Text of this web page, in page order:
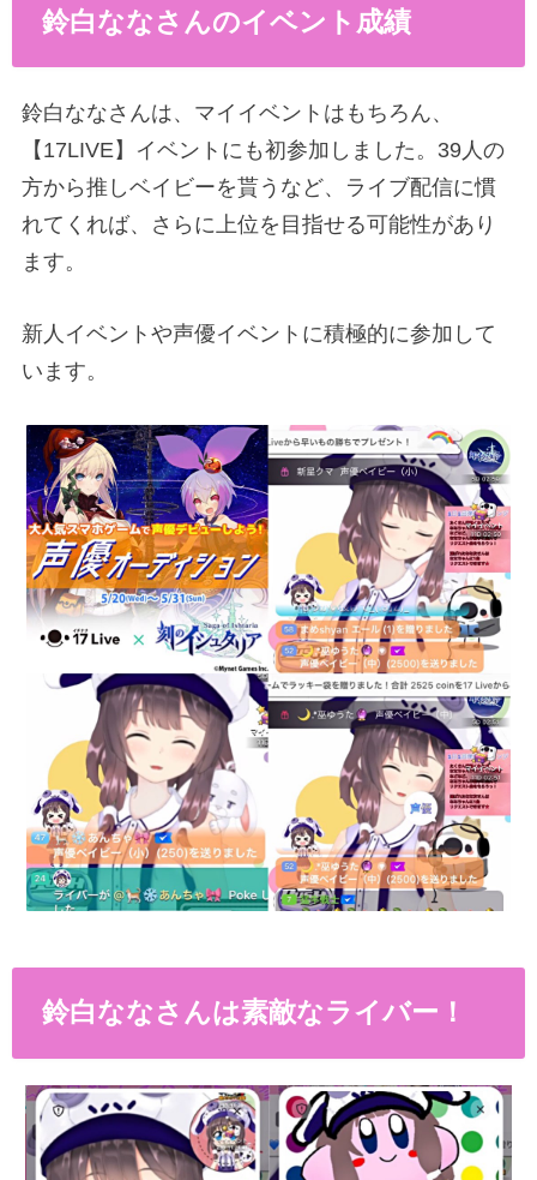
鈴白ななさんのイベント成績
鈴白ななさんは、マイイベントはもちろん、
【17LIVE】イベントにも初参加しました。39人の
方から推しベイビーを貰うなど、ライブ配信に慣
れてくれば、さらに上位を目指せる可能性があり
ます。
新人イベントや声優イベントに積極的に参加して
います。
鈴白ななさんは素敵なライバー！